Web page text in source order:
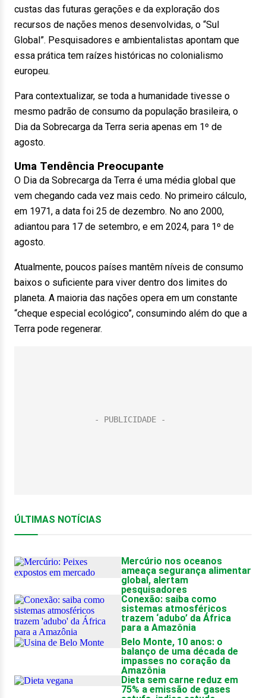
custas das futuras gerações e da exploração dos
recursos de nações menos desenvolvidas, o “Sul
Global”. Pesquisadores e ambientalistas apontam que
essa prática tem raízes históricas no colonialismo
europeu.
Para contextualizar, se toda a humanidade tivesse o
mesmo padrão de consumo da população brasileira, o
Dia da Sobrecarga da Terra seria apenas em 1º de
agosto.
Uma Tendência Preocupante
O Dia da Sobrecarga da Terra é uma média global que
vem chegando cada vez mais cedo. No primeiro cálculo,
em 1971, a data foi 25 de dezembro. No ano 2000,
adiantou para 17 de setembro, e em 2024, para 1º de
agosto.
Atualmente, poucos países mantêm níveis de consumo
baixos o suficiente para viver dentro dos limites do
planeta. A maioria das nações opera em um constante
“cheque especial ecológico”, consumindo além do que a
Terra pode regenerar.